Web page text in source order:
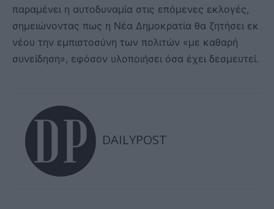
παραμένει η αυτοδυναμία στις επόμενες εκλογές,
σημειώνοντας πως η Νέα Δημοκρατία θα ζητήσει εκ
νέου την εμπιστοσύνη των πολιτών «με καθαρή
συνείδηση», εφόσον υλοποιήσει όσα έχει δεσμευτεί.
DAILYPOST